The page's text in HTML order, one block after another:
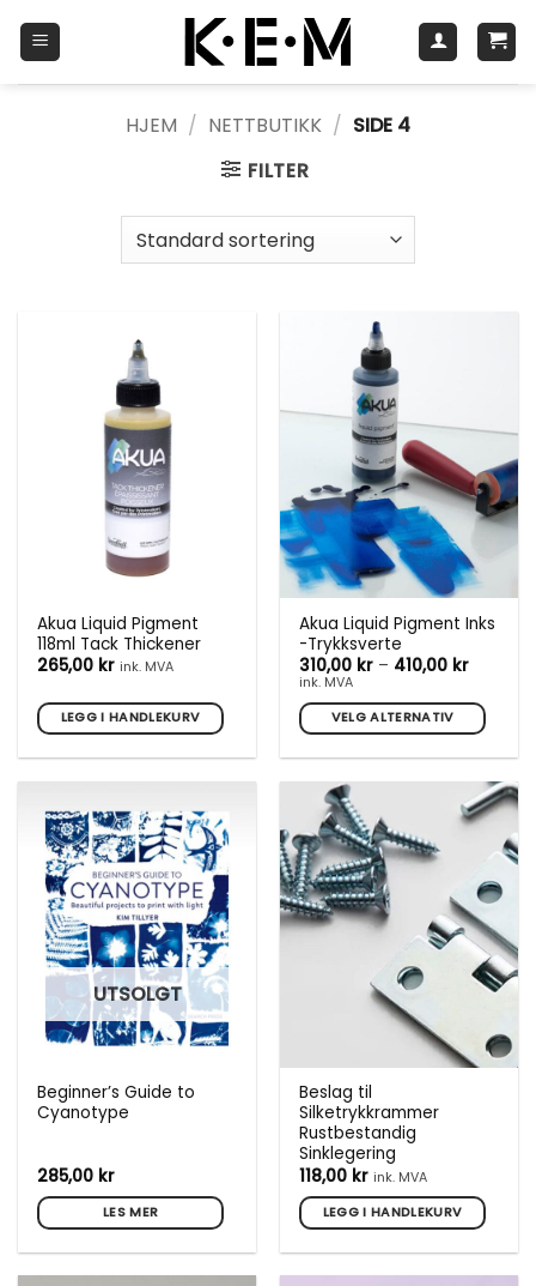
HJEM / NETTBUTIKK / SIDE 4
FILTER
Akua Liquid Pigment
118ml Tack Thickener
265,00 kr ink. MVA
LEGG I HANDLEKURV
Akua Liquid Pigment Inks
-Trykksverte
310,00 kr – 410,00 kr
410,00
ink. MVA
VELG ALTERNATIV
har
flere
varianter.
Alternativene
kan
velges
produktsiden
UTSOLGT
Beginner’s Guide to
Cyanotype
285,00 kr
LES MER
Beslag til
Silketrykkrammer
Rustbestandig
Sinklegering
118,00 kr ink. MVA
LEGG I HANDLEKURV